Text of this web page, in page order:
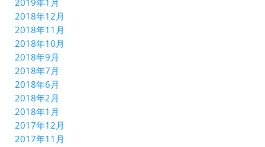
2019年1月
2018年12月
2018年11月
2018年10月
2018年9月
2018年7月
2018年6月
2018年2月
2018年1月
2017年12月
2017年11月